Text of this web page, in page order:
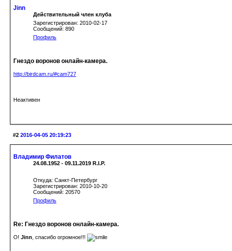
Jinn
Действительный член клуба
Зарегистрирован: 2010-02-17
Сообщений: 890
Профиль
Гнездо воронов онлайн-камера.
http://birdcam.ru/#cam727
Неактивен
#2 2016-04-05 20:19:23
Владимир Филатов
24.08.1952 - 09.11.2019 R.I.P.
Откуда: Санкт-Петербург
Зарегистрирован: 2010-10-20
Сообщений: 20570
Профиль
Re: Гнездо воронов онлайн-камера.
О! Jinn , спасибо огромное!!!